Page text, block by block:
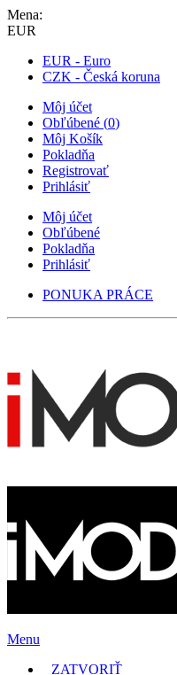
Mena:
EUR
EUR - Euro
CZK - Česká koruna
Môj účet
Obľúbené (0)
Môj Košík
Pokladňa
Registrovať
Prihlásiť
Môj účet
Obľúbené
Pokladňa
Prihlásiť
PONUKA PRÁCE
Menu
ZATVORIŤ